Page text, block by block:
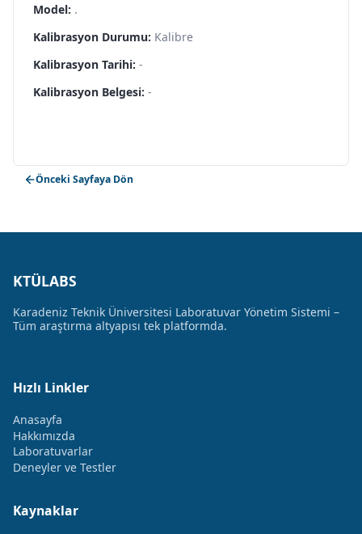
Model: .
Kalibrasyon Durumu: Kalibre
Kalibrasyon Tarihi: -
Kalibrasyon Belgesi: -
Önceki Sayfaya Dön
KTÜLABS
Karadeniz Teknik Üniversitesi Laboratuvar Yönetim Sistemi –
Tüm araştırma altyapısı tek platformda.
Hızlı Linkler
Anasayfa
Hakkımızda
Laboratuvarlar
Deneyler ve Testler
Kaynaklar